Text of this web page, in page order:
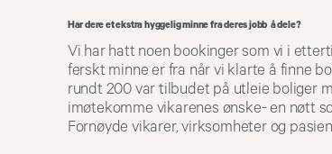
Har dere et ekstra hyggelig minne fra deres jobb å dele?
Vi har hatt noen bookinger som vi i
ferskt minne er fra når vi klarte å finne
rundt 200 var tilbudet på utleie boliger
imøtekomme vikarenes ønske- en nøtt
Fornøyde vikarer, virksomheter og